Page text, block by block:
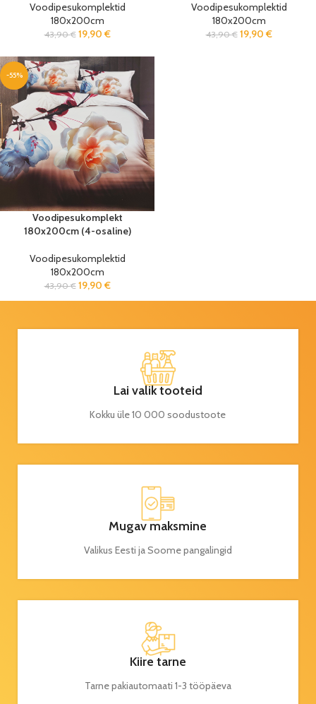
Voodipesukomplektid
180x200cm
43,90€ 19,90 €
Voodipesukomplektid
180x200cm
43,90€ 19,90 €
-55%
Voodipesukomplekt
180x200cm (4-osaline)
Voodipesukomplektid
180x200cm
43,90€ 19,90 €
Lai valik tooteid
Kokku üle 10 000 soodustoote
Mugav maksmine
Valikus Eesti ja Soome pangalingid
Kiire tarne
Tarne pakiautomaati 1-3 tööpäeva